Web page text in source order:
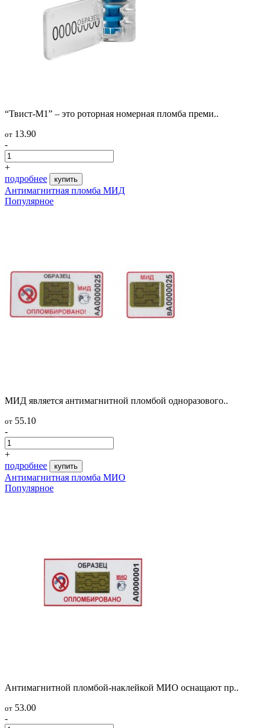
“Твист-М1” – это роторная номерная пломба преми..
от 13.90
-
+
подробнее
купить
Антимагнитная пломба МИД
Популярное
МИД является антимагнитной пломбой одноразового..
от 55.10
-
+
подробнее
купить
Антимагнитная пломба МИО
Популярное
Антимагнитной пломбой-наклейкой МИО оснащают пр..
от 53.00
-